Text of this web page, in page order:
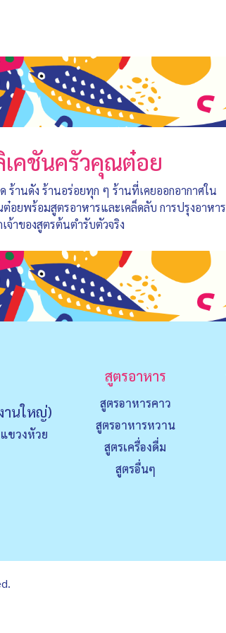
คชันครัวคุณต๋อย
ร้านดัง ร้านอร่อยทุก ๆ ร้านที่เคยออกอากาศใน
ต๋อยพร้อมสูตรอาหารและเคล็ดลับ การปรุงอาหาร
จ้าของสูตรต้นตำรับตัวจริง
านใหญ่)
ขวงหัวย
สูตรอาหาร
สูตรอาหารคาว
สูตรอาหารหวาน
สูตรเครื่องดื่ม
สูตรอื่นๆ